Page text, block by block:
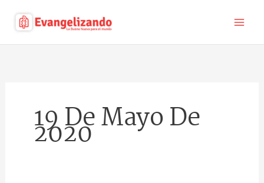
19 De Mayo De
2020